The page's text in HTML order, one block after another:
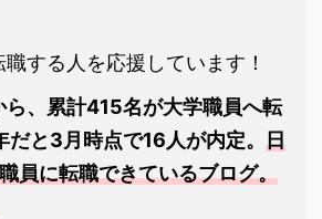
する人を応援しています！
、累計415名が大学職員へ転
と3月時点で16人が内定。 日
員に転職できているブログ。